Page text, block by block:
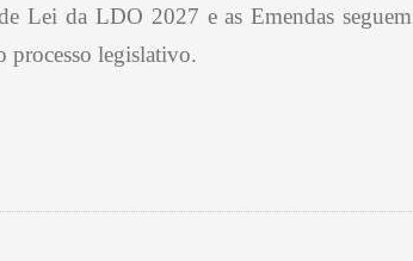
Lei da LDO 2027 e as Emendas seguem
processo legislativo.